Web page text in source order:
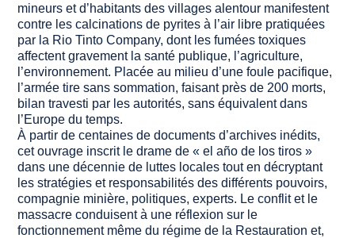
mineurs et d’habitants des villages alentour manifestent
contre les calcinations de pyrites à l’air libre pratiquées
par la Rio Tinto Company, dont les fumées toxiques
affectent gravement la santé publique, l’agriculture,
l’environnement. Placée au milieu d’une foule pacifique,
l’armée tire sans sommation, faisant près de 200 morts,
bilan travesti par les autorités, sans équivalent dans
l’Europe du temps.
À partir de centaines de documents d’archives inédits,
cet ouvrage inscrit le drame de « el año de los tiros »
dans une décennie de luttes locales tout en décryptant
les stratégies et responsabilités des différents pouvoirs,
compagnie minière, politiques, experts. Le conflit et le
massacre conduisent à une réflexion sur le
fonctionnement même du régime de la Restauration et,